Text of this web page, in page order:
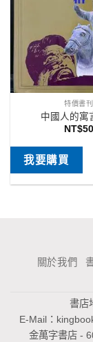
特價書刊
中國人的寓
NT$50
我要購買
關於我們
書店
E-Mail：
金萬字書店 -